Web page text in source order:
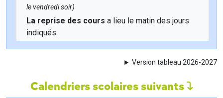
le vendredi soir)
La reprise des cours a lieu le matin des jours
indiqués.
Version tableau 2026-2027
Calendriers scolaires suivants